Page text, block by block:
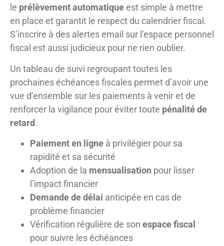
le prélèvement automatiqueest simple à mettre
en place et garantit le respect du calendrier fiscal.
S’inscrire à des alertes email sur l’espace personnel
fiscal est aussi judicieux pour ne rien oublier.
Un tableau de suivi regroupant toutes les
prochaines échéances fiscales permet d’avoir une
vue d’ensemble sur les paiements à venir et de
renforcer la vigilance pour éviter toute pénalité de
retard.
Paiement en ligne à privilégier pour sa
rapidité et sa sécurité
Adoption de la mensualisation pour lisser
l’impact financier
Demande de délai anticipée en cas de
problème financier
Vérification régulière de son espace fiscal
pour suivre les échéances